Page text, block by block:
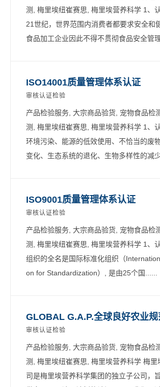
测, 梅里埃纽崔赛思, 梅里埃营养科学 1、
21世纪，世界范围内消费者都要求安全和
食品加工企业因此不得不贯彻食品安全管理
ISO14001质量管理体系认证
审核认证检验
产品检验服务, 大宗商品验货, 宠物食品检
测, 梅里埃纽崔赛思, 梅里埃营养科学 1、
环境污染、能源的低效使用、不恰当的废
变化、生态系统的退化、生物多样性的减少
ISO9001质量管理体系认证
审核认证检验
产品检验服务, 大宗商品验货, 宠物食品检
测, 梅里埃纽崔赛思, 梅里埃营养科学 1、
组织的全名是国际标准化组织（
on for Standardization）, 是由25个国......
GLOBAL G.A.P.全球良好农业规
审核认证检验
产品检验服务, 大宗商品验货, 宠物食品检
测, 梅里埃纽崔赛思, 梅里埃营养科学 梅里
司是梅里埃营养科学集团的独立子公司，